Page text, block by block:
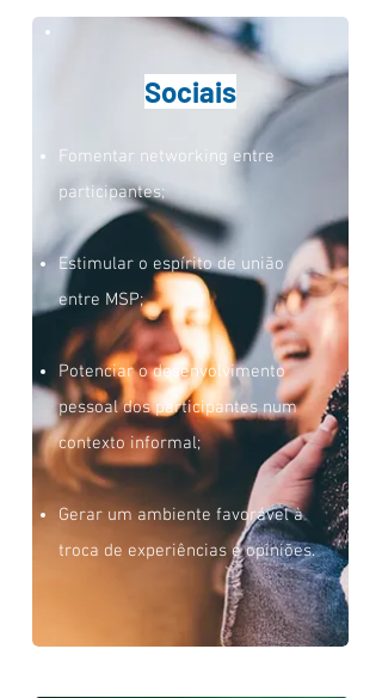
Sociais
Fomentar networking entre
participantes;
Estimular o espírito de união
entre MSP;
Potenciar o desenvolvimento
pessoal dos participantes num
contexto informal;
Gerar um ambiente favorável à
troca de experiências e opiniões.